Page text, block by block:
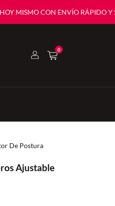
CON ENVÍO RÁPIDO Y
0
De Postura
Ajustable